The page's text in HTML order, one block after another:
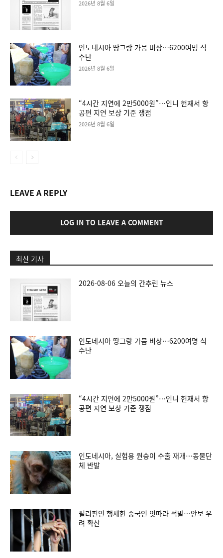
2026년 8월 6일
인도네시아 땅그랑 가뭄 비상…6200여명 식
수난
2026년 8월 6일
“4시간 지연에 2만5000원”…인니 헌재서 항
공편 지연 보상 기준 쟁점
2026년 8월 6일
LEAVE A REPLY
LOG IN TO LEAVE A COMMENT
최신 기사
2026-08-06 오늘의 간추린 뉴스
인도네시아 땅그랑 가뭄 비상…6200여명 식
수난
“4시간 지연에 2만5000원”…인니 헌재서 항
공편 지연 보상 기준 쟁점
인도네시아, 실험용 원숭이 수출 재개…동물단
체 반발
필리핀인 행세한 중국인 잇따라 적발…안보 우
려 확산